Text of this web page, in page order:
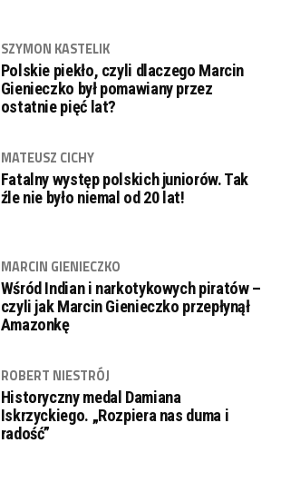
SZYMON KASTELIK
Polskie piekło, czyli dlaczego Marcin
Gienieczko był pomawiany przez
ostatnie pięć lat?
MATEUSZ CICHY
Fatalny występ polskich juniorów. Tak
źle nie było niemal od 20 lat!
MARCIN GIENIECZKO
Wśród Indian i narkotykowych piratów –
czyli jak Marcin Gienieczko przepłynął
Amazonkę
ROBERT NIESTRÓJ
Historyczny medal Damiana
Iskrzyckiego. „Rozpiera nas duma i
radość”